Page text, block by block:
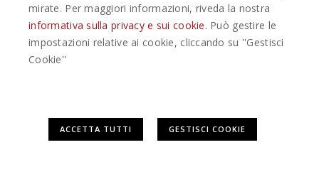
OFFERTE VIAGGI SEYCHELLES-OFFERTE VIAGGI SPAGNA-OFFERTE
EASYWEEKS TOUR OPERATOR © 2026 COPYRIGHT EASYWEEK. TUTTI I DIRITTI
RISERVATI |
mirate. Per maggiori informazioni, riveda la nostra
informativa sulla privacy e sui cookie. Può gestire le
impostazioni relative ai cookie, cliccando su ''Gestisci
Cookie''
ACCETTA TUTTI GESTISCI COOKIE
Questo plugin utilizza cookie per raccogliere dati e cookie di
terze parti per migliorare l'esperienza utente. Per